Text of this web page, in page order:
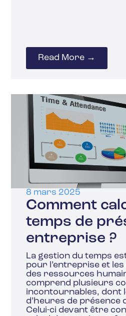
Read More →
8 mars 2025
Comment
temps de
entreprise ?
La gestion du temps
pour l’entreprise et
des ressources
comprend plusieurs
incontournables, dont
d’heures de présence
Celui-ci devant être